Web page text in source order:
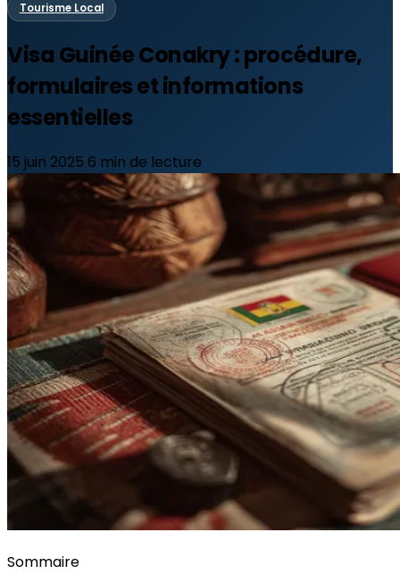
Tourisme Local
Visa Guinée Conakry : procédure,
formulaires et informations
essentielles
15 juin 2025 6 min de lecture
Sommaire